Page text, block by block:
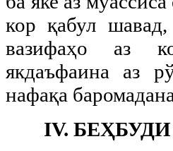
кор қабул
вазифаҳо аз
якдаъфаина аз
нафақа
IV.